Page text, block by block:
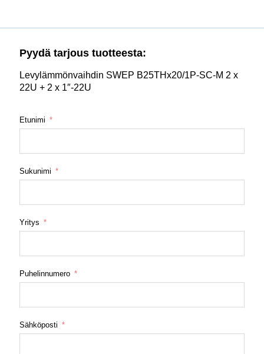
Pyydä tarjous tuotteesta:
Levylämmönvaihdin SWEP B25THx20/1P-SC-M 2 x
22U + 2 x 1″-22U
Etunimi
Sukunimi
Yritys
Puhelinnumero
Sähköposti